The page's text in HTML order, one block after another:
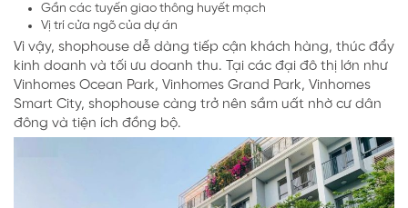
Gần các tuyến giao thông huyết mạch
Vị trí cửa ngõ của dự án
Vì vậy, shophouse dễ dàng tiếp cận khách hàng, thúc đẩy
kinh doanh và tối ưu doanh thu. Tại các đại đô thị lớn như
Vinhomes Ocean Park, Vinhomes Grand Park, Vinhomes
Smart City, shophouse càng trở nên sầm uất nhờ cư dân
đông và tiện ích đồng bộ.